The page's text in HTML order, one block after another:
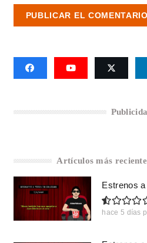
PUBLICAR EL COMENTARIO
Artículos más
Estrenos
hace 5 días